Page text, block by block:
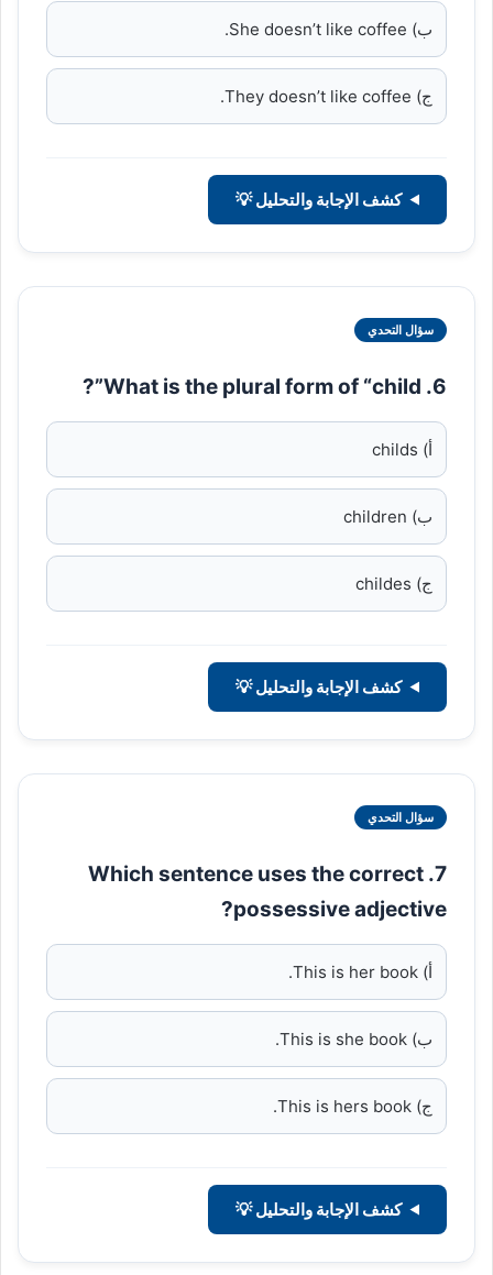
ب) She doesn’t like coffee.
ج) They doesn’t like coffee.
كشف الإجابة والتحليل 💡
سؤال التحدي
6. What is the plural form of “child”?
أ) childs
ب) children
ج) childes
كشف الإجابة والتحليل 💡
سؤال التحدي
7. Which sentence uses the correct
possessive adjective?
أ) This is her book.
ب) This is she book.
ج) This is hers book.
كشف الإجابة والتحليل 💡